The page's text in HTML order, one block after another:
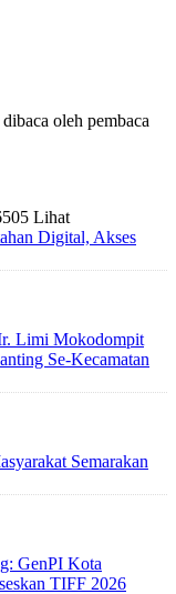
oleh pembaca
505 Lihat
Digital, Akses
Limi Mokodompit
Se-Kecamatan
Semarakan
​GenPI Kota
TIFF 2026